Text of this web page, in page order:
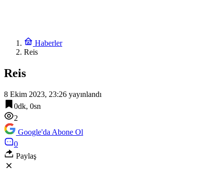
Haberler
Reis
Reis
8 Ekim 2023, 23:26 yayınlandı
0dk, 0sn
2
Google'da Abone Ol
0
Paylaş